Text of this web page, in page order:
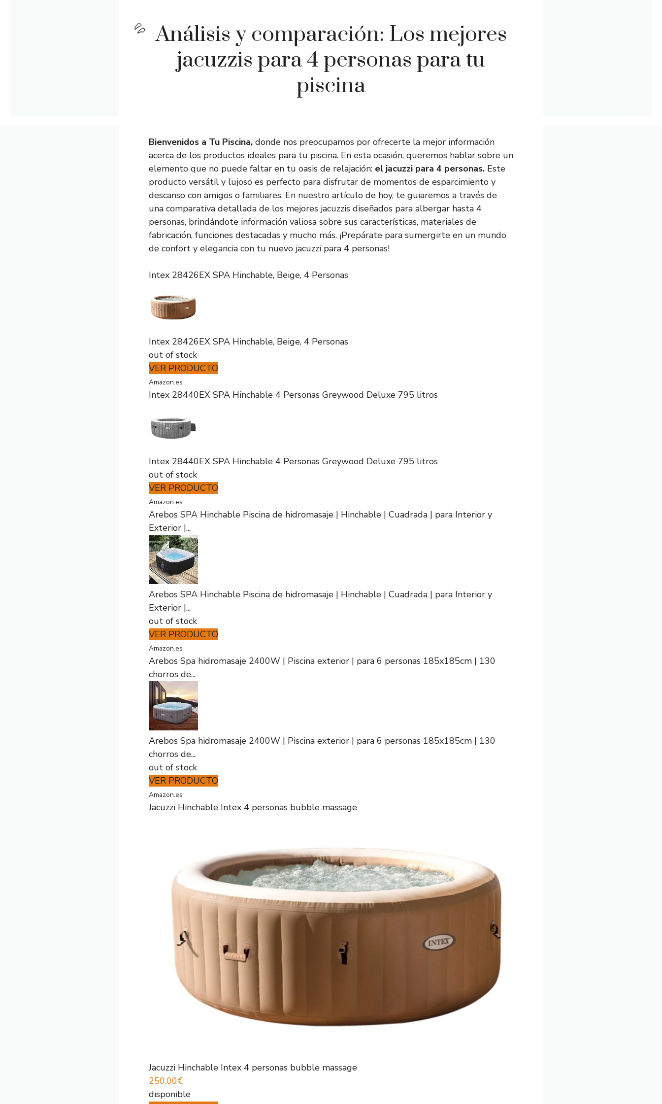
Análisis y comparación: Los mejores
jacuzzis para 4 personas para tu
piscina
Bienvenidos a Tu Piscina, donde nos preocupamos por ofrecerte la mejor información
acerca de los productos ideales para tu piscina. En esta ocasión, queremos hablar sobre un
elemento que no puede faltar en tu oasis de relajación: el jacuzzi para 4 personas. Este
producto versátil y lujoso es perfecto para disfrutar de momentos de esparcimiento y
descanso con amigos o familiares. En nuestro artículo de hoy, te guiaremos a través de
una comparativa detallada de los mejores jacuzzis diseñados para albergar hasta 4
personas, brindándote información valiosa sobre sus características, materiales de
fabricación, funciones destacadas y mucho más. ¡Prepárate para sumergirte en un mundo
de confort y elegancia con tu nuevo jacuzzi para 4 personas!
Intex 28426EX SPA Hinchable, Beige, 4 Personas
Intex 28426EX SPA Hinchable, Beige, 4 Personas
out of stock
VER PRODUCTO
Amazon.es
Intex 28440EX SPA Hinchable 4 Personas Greywood Deluxe 795 litros
Intex 28440EX SPA Hinchable 4 Personas Greywood Deluxe 795 litros
out of stock
VER PRODUCTO
Amazon.es
Arebos SPA Hinchable Piscina de hidromasaje | Hinchable | Cuadrada | para Interior y
Exterior |...
Arebos SPA Hinchable Piscina de hidromasaje | Hinchable | Cuadrada | para Interior y
Exterior |...
out of stock
VER PRODUCTO
Amazon.es
Arebos Spa hidromasaje 2400W | Piscina exterior | para 6 personas 185x185cm | 130
chorros de...
Arebos Spa hidromasaje 2400W | Piscina exterior | para 6 personas 185x185cm | 130
chorros de...
out of stock
VER PRODUCTO
Amazon.es
Jacuzzi Hinchable Intex 4 personas bubble massage
Jacuzzi Hinchable Intex 4 personas bubble massage
250,00€
disponible